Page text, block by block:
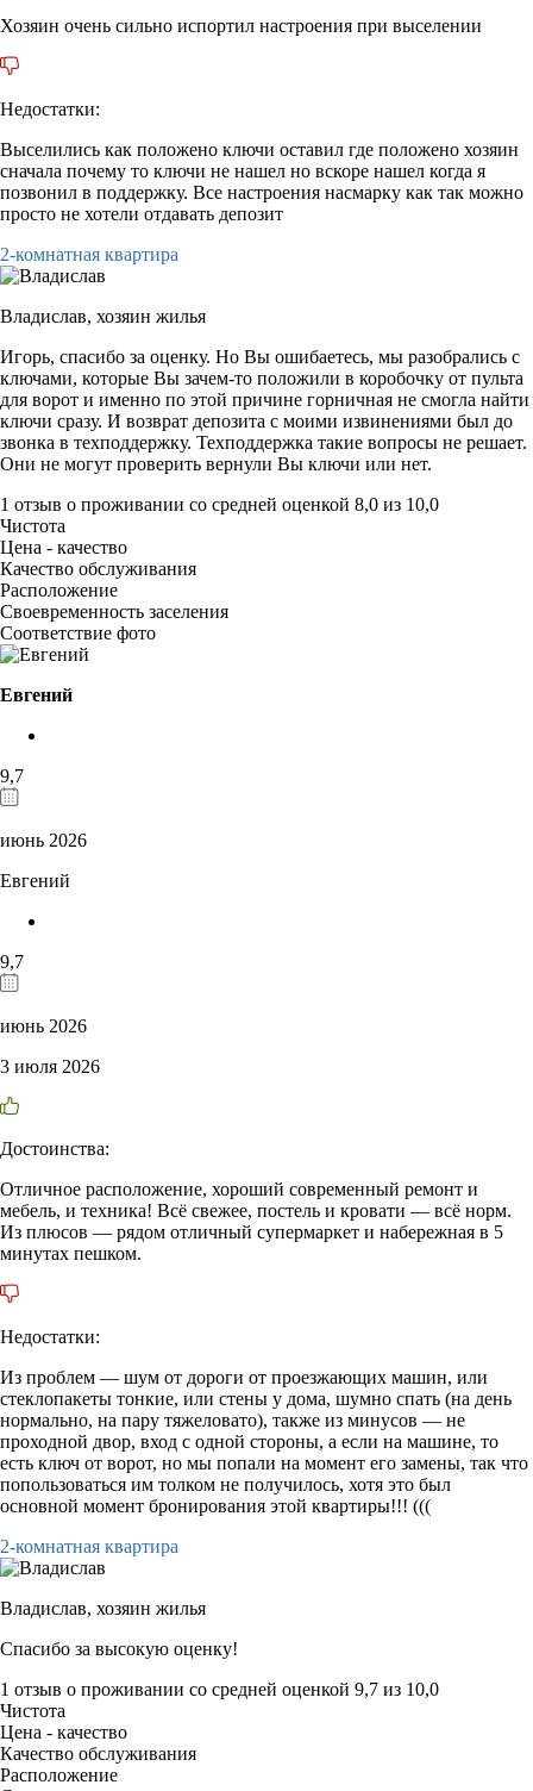
Хозяин очень сильно испортил настроения при выселении
Недостатки:
Выселились как положено ключи оставил где положено хозяин
сначала почему то ключи не нашел но вскоре нашел когда я
позвонил в поддержку. Все настроения насмарку как так можно
просто не хотели отдавать депозит
2-комнатная квартира
Владислав, хозяин жилья
Игорь, спасибо за оценку. Но Вы ошибаетесь, мы разобрались с
ключами, которые Вы зачем-то положили в коробочку от пульта
для ворот и именно по этой причине горничная не смогла найти
ключи сразу. И возврат депозита с моими извинениями был до
звонка в техподдержку. Техподдержка такие вопросы не решает.
Они не могут проверить вернули Вы ключи или нет.
1 отзыв о проживании со средней оценкой 8,0 из 10,0
Чистота
Цена - качество
Качество обслуживания
Расположение
Своевременность заселения
Соответствие фото
Евгений
9,7
июнь 2026
Евгений
9,7
июнь 2026
3 июля 2026
Достоинства:
Отличное расположение, хороший современный ремонт и
мебель, и техника! Всё свежее, постель и кровати — всё норм.
Из плюсов — рядом отличный супермаркет и набережная в 5
минутах пешком.
Недостатки:
Из проблем — шум от дороги от проезжающих машин, или
стеклопакеты тонкие, или стены у дома, шумно спать (на день
нормально, на пару тяжеловато), также из минусов — не
проходной двор, вход с одной стороны, а если на машине, то
есть ключ от ворот, но мы попали на момент его замены, так что
попользоваться им толком не получилось, хотя это был
основной момент бронирования этой квартиры!!! (((
2-комнатная квартира
Владислав, хозяин жилья
Спасибо за высокую оценку!
1 отзыв о проживании со средней оценкой 9,7 из 10,0
Чистота
Цена - качество
Качество обслуживания
Расположение